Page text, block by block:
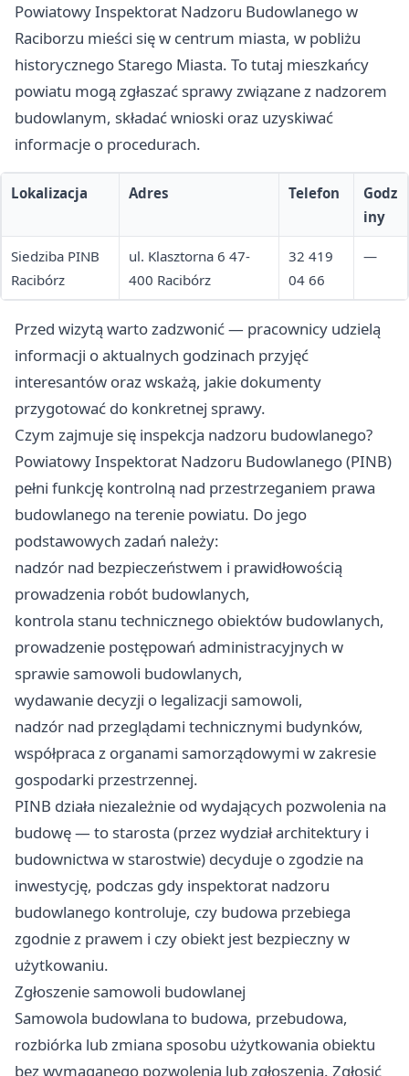
Powiatowy Inspektorat Nadzoru Budowlanego w
Raciborzu mieści się w centrum miasta, w pobliżu
historycznego Starego Miasta. To tutaj mieszkańcy
powiatu mogą zgłaszać sprawy związane z nadzorem
budowlanym, składać wnioski oraz uzyskiwać
informacje o procedurach.
Lokalizacja Adres Telefon
Godz
iny
Siedziba PINB
Racibórz
ul. Klasztorna 6 47-
400 Racibórz
32 419
04 66
—
Przed wizytą warto zadzwonić — pracownicy udzielą
informacji o aktualnych godzinach przyjęć
interesantów oraz wskażą, jakie dokumenty
przygotować do konkretnej sprawy.
Czym zajmuje się inspekcja nadzoru budowlanego?
Powiatowy Inspektorat Nadzoru Budowlanego (PINB)
pełni funkcję kontrolną nad przestrzeganiem prawa
budowlanego na terenie powiatu. Do jego
podstawowych zadań należy:
nadzór nad bezpieczeństwem i prawidłowością
prowadzenia robót budowlanych,
kontrola stanu technicznego obiektów budowlanych,
prowadzenie postępowań administracyjnych w
sprawie samowoli budowlanych,
wydawanie decyzji o legalizacji samowoli,
nadzór nad przeglądami technicznymi budynków,
współpraca z organami samorządowymi w zakresie
gospodarki przestrzennej.
PINB działa niezależnie od wydających pozwolenia na
budowę — to starosta (przez wydział architektury i
budownictwa w starostwie) decyduje o zgodzie na
inwestycję, podczas gdy inspektorat nadzoru
budowlanego kontroluje, czy budowa przebiega
zgodnie z prawem i czy obiekt jest bezpieczny w
użytkowaniu.
Zgłoszenie samowoli budowlanej
Samowola budowlana to budowa, przebudowa,
rozbiórka lub zmiana sposobu użytkowania obiektu
bez wymaganego pozwolenia lub zgłoszenia. Zgłosić